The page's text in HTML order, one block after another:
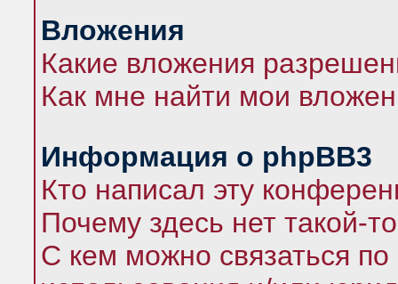
Вложения
Какие вложения
Как мне найти мои
Информация о phpBB3
Кто написал эту
Почему здесь нет такой-
С кем можно связаться по